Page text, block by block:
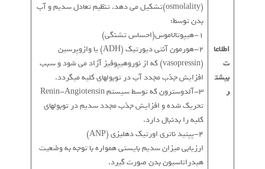
اطلاعا
ت
بیشت
ر
(osmolality)تشکیل می دهد. تنظیم تعادل سدیم و آب
بدن توسط:
1-هیپوتالاموس(احساس تشنگی)
2-هورمون آنتی دیورتیک (ADH) یا وازوپرسین
(vasopressin) که از نوروهیپوفیز آزاد می شود و سبب
افزایش جذب مجدد آب در توبولهای کلیه میگردد.
3-آلدوسترون که توسط سیستم Renin-Angiotensin
تحریک شده و افزایش جذب مجدد سدیم در توبولهای
کلیه را بدنبال دارد.
4-پپتید ناتری اورتیک دهلیزی (ANP)
ارزیابی میزان سدیم بایستی همواره با توجه به وضعیت
هیدراتاسیون بدن صورت گیرد.